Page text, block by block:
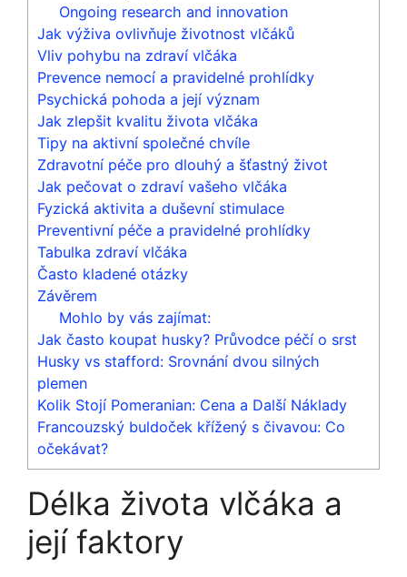
Ongoing research and innovation
Jak výživa ovlivňuje životnost vlčáků
Vliv pohybu na zdraví vlčáka
Prevence nemocí a pravidelné prohlídky
Psychická pohoda a její význam
Jak zlepšit kvalitu života vlčáka
Tipy na aktivní společné chvíle
Zdravotní péče pro dlouhý a šťastný život
Jak pečovat o zdraví vašeho vlčáka
Fyzická aktivita a duševní stimulace
Preventivní péče a pravidelné prohlídky
Tabulka zdraví vlčáka
Často kladené otázky
Závěrem
Mohlo by vás zajímat:
Jak často koupat husky? Průvodce péčí o srst
Husky vs stafford: Srovnání dvou silných
plemen
Kolik Stojí Pomeranian: Cena a Další Náklady
Francouzský buldoček křížený s čivavou: Co
očekávat?
Délka života vlčáka a
její faktory